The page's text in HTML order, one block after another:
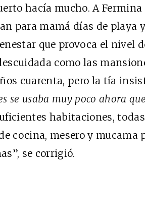
hacía mucho. A
para mamá días de playa
que provoca el nivel
como las
cuarenta, pero la tía
se usaba muy poco ahora
habitaciones,
cocina, mesero y mucama
se corrigió.